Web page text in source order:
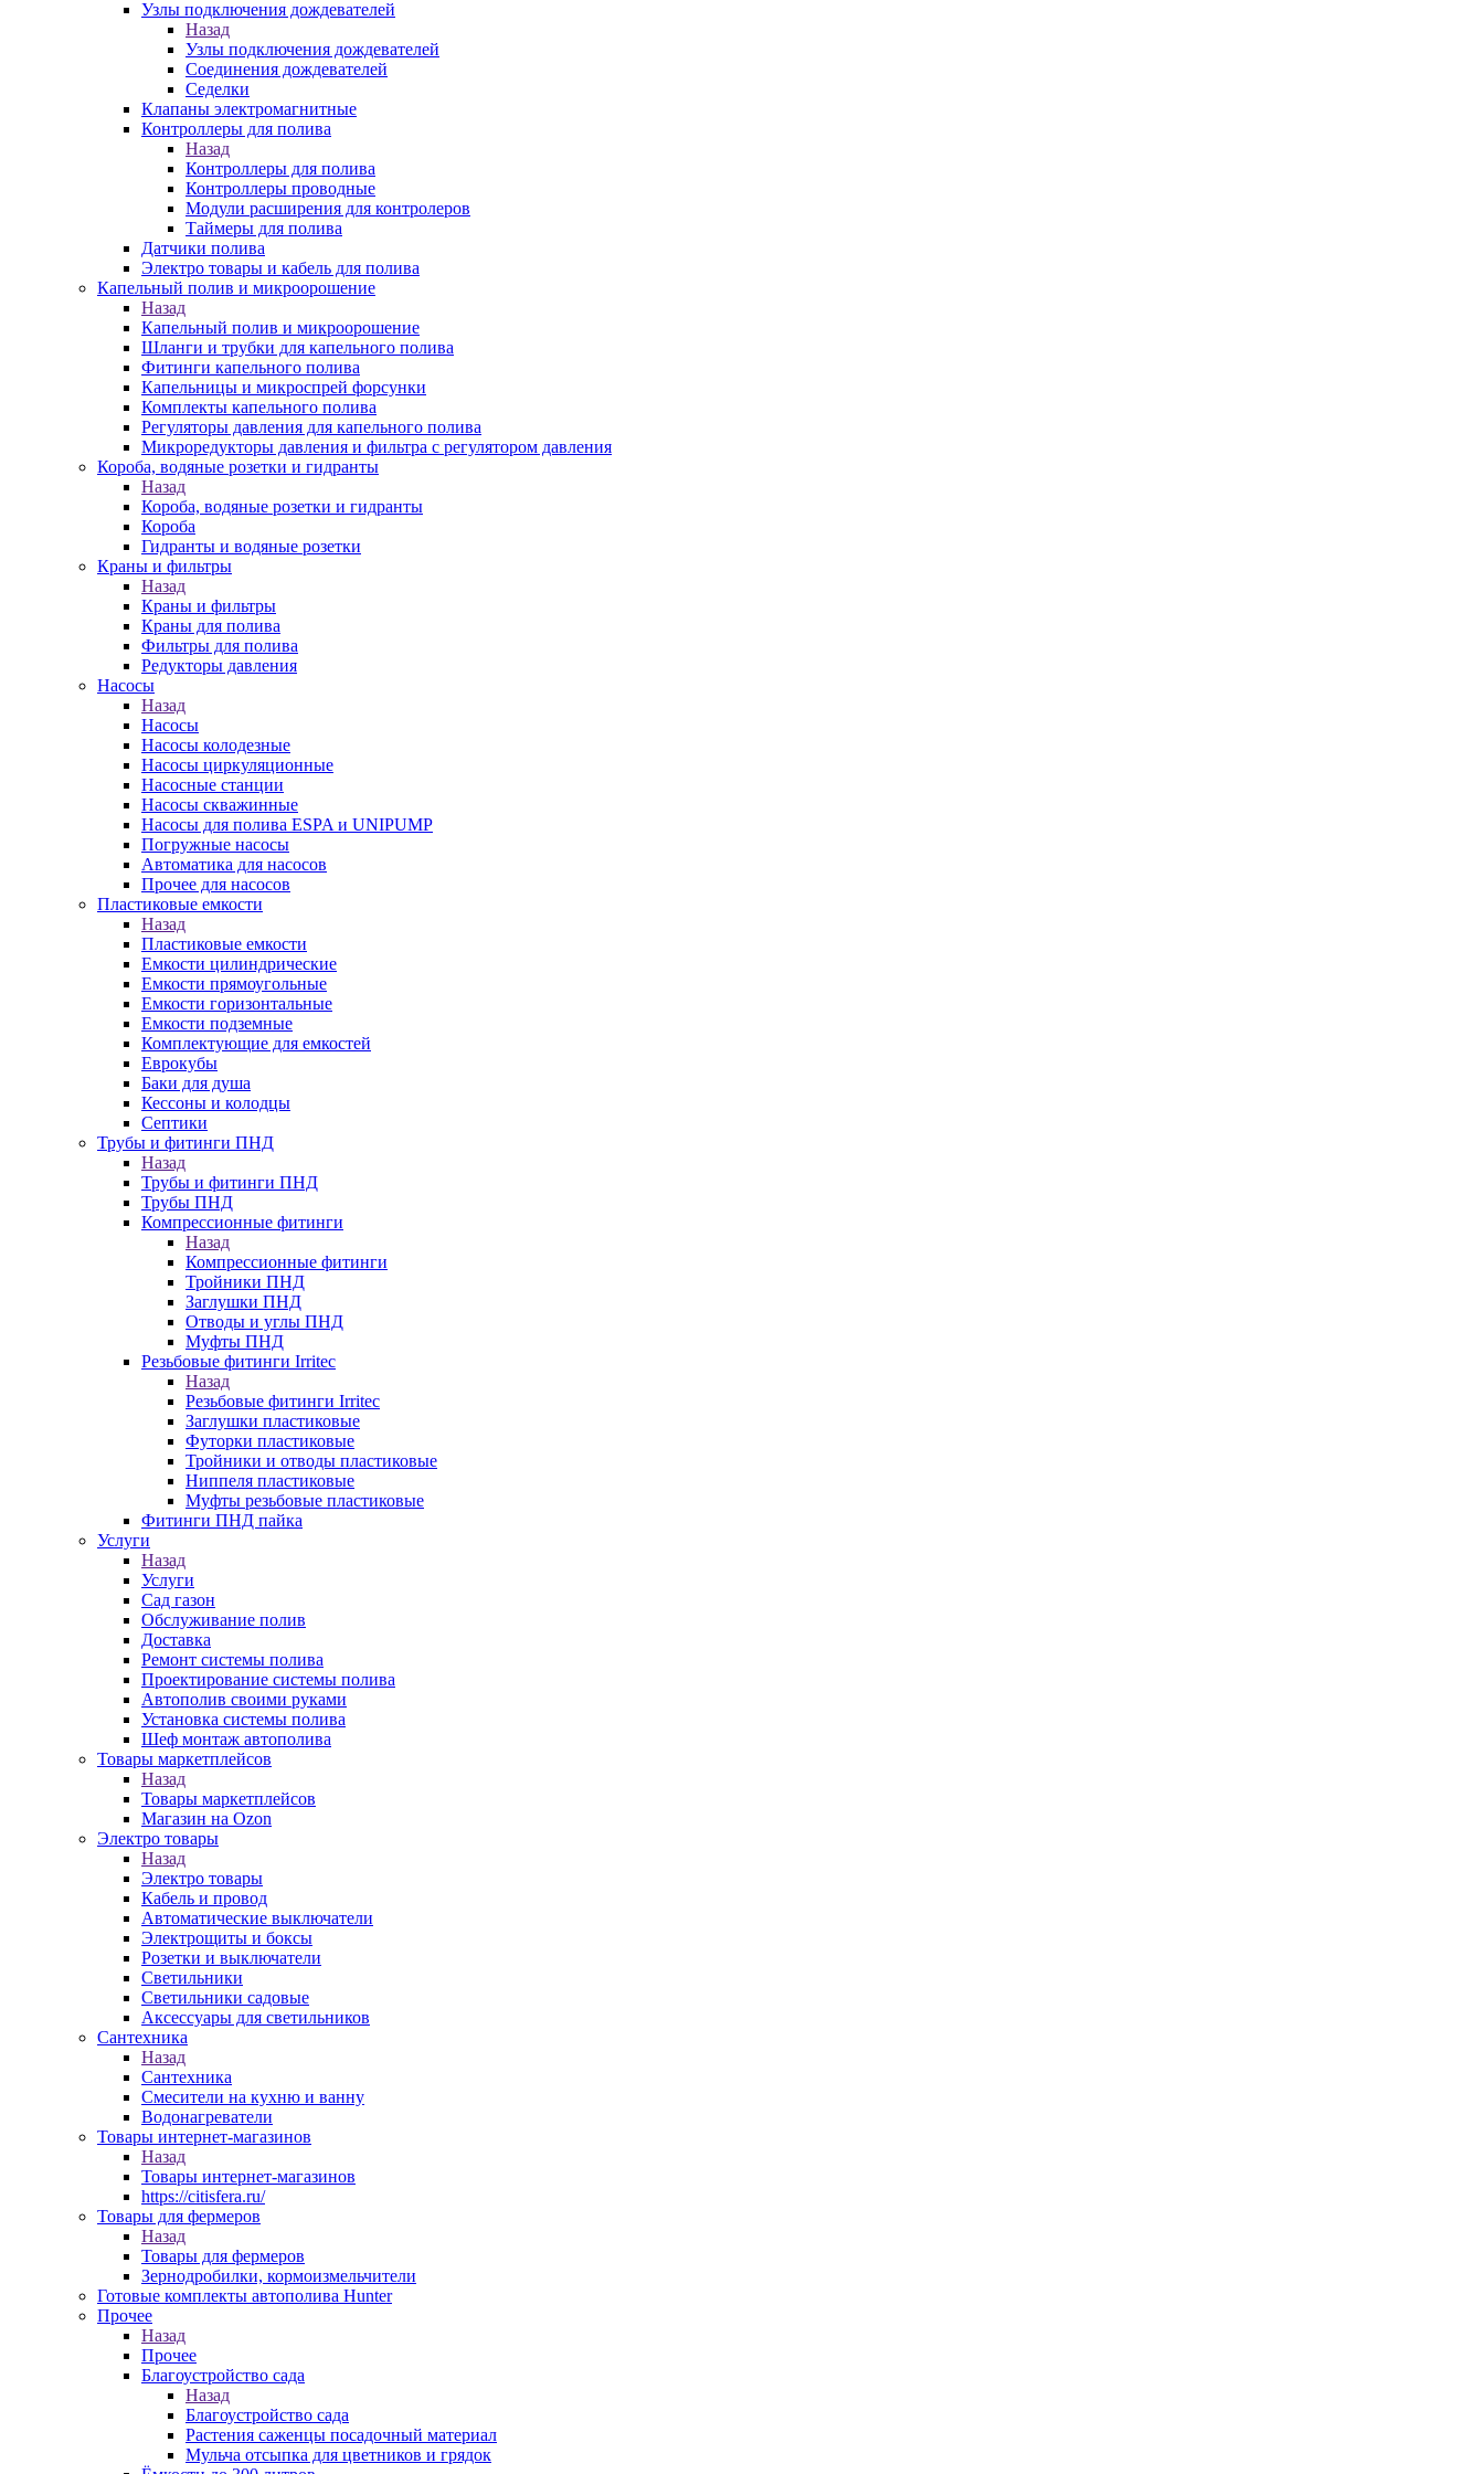
Узлы подключения дождевателей
Назад
Узлы подключения дождевателей
Соединения дождевателей
Седелки
Клапаны электромагнитные
Контроллеры для полива
Назад
Контроллеры для полива
Контроллеры проводные
Модули расширения для контролеров
Таймеры для полива
Датчики полива
Электро товары и кабель для полива
Капельный полив и микроорошение
Назад
Капельный полив и микроорошение
Шланги и трубки для капельного полива
Фитинги капельного полива
Капельницы и микроспрей форсунки
Комплекты капельного полива
Регуляторы давления для капельного полива
Микроредукторы давления и фильтра с регулятором давления
Короба, водяные розетки и гидранты
Назад
Короба, водяные розетки и гидранты
Короба
Гидранты и водяные розетки
Краны и фильтры
Назад
Краны и фильтры
Краны для полива
Фильтры для полива
Редукторы давления
Насосы
Назад
Насосы
Насосы колодезные
Насосы циркуляционные
Насосные станции
Насосы скважинные
Насосы для полива ESPA и UNIPUMP
Погружные насосы
Автоматика для насосов
Прочее для насосов
Пластиковые емкости
Назад
Пластиковые емкости
Емкости цилиндрические
Емкости прямоугольные
Емкости горизонтальные
Емкости подземные
Комплектующие для емкостей
Еврокубы
Баки для душа
Кессоны и колодцы
Септики
Трубы и фитинги ПНД
Назад
Трубы и фитинги ПНД
Трубы ПНД
Компрессионные фитинги
Назад
Компрессионные фитинги
Тройники ПНД
Заглушки ПНД
Отводы и углы ПНД
Муфты ПНД
Резьбовые фитинги Irritec
Назад
Резьбовые фитинги Irritec
Заглушки пластиковые
Футорки пластиковые
Тройники и отводы пластиковые
Ниппеля пластиковые
Муфты резьбовые пластиковые
Фитинги ПНД пайка
Услуги
Назад
Услуги
Сад газон
Обслуживание полив
Доставка
Ремонт системы полива
Проектирование системы полива
Автополив своими руками
Установка системы полива
Шеф монтаж автополива
Товары маркетплейсов
Назад
Товары маркетплейсов
Магазин на Ozon
Электро товары
Назад
Электро товары
Кабель и провод
Автоматические выключатели
Электрощиты и боксы
Розетки и выключатели
Светильники
Светильники садовые
Аксессуары для светильников
Сантехника
Назад
Сантехника
Смесители на кухню и ванну
Водонагреватели
Товары интернет-магазинов
Назад
Товары интернет-магазинов
https://citisfera.ru/
Товары для фермеров
Назад
Товары для фермеров
Зернодробилки, кормоизмельчители
Готовые комплекты автополива Hunter
Прочее
Назад
Прочее
Благоустройство сада
Назад
Благоустройство сада
Растения саженцы посадочный материал
Мульча отсыпка для цветников и грядок